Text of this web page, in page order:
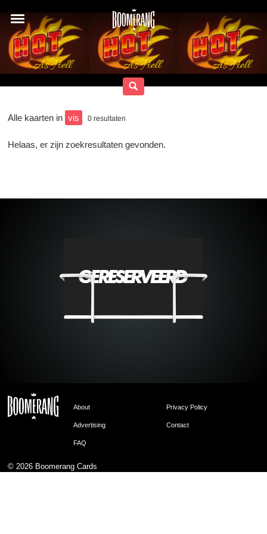
Alle kaarten in vis 0 resultaten
Helaas, er zijn zoekresultaten gevonden.
About Privacy Policy
Advertising Contact
FAQ
© 2026 Boomerang Cards